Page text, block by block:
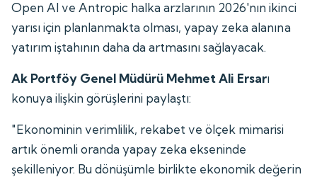
Open AI ve Antropic halka arzlarının 2026'nın ikinci
yarısı için planlanmakta olması, yapay zeka alanına
yatırım iştahının daha da artmasını sağlayacak.
Ak Portföy Genel Müdürü Mehmet Ali Ersarı
konuya ilişkin görüşlerini paylaştı:
"Ekonominin verimlilik, rekabet ve ölçek mimarisi
artık önemli oranda yapay zeka ekseninde
şekilleniyor. Bu dönüşümle birlikte ekonomik değerin